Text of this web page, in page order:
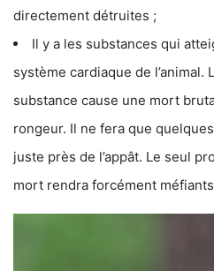
directement détruites ;
Il y a les substances qui
système cardiaque de l’animal.
substance cause une mort
rongeur. Il ne fera que
juste près de l’appât. Le seul
mort rendra forcément